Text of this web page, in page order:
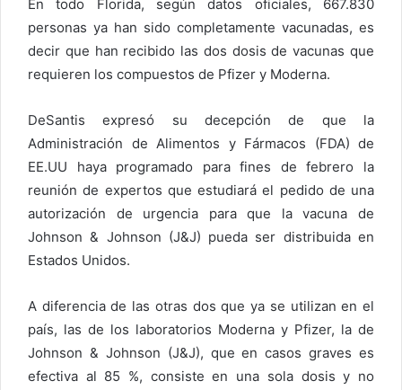
En todo Florida, según datos oficiales, 667.830
personas ya han sido completamente vacunadas, es
decir que han recibido las dos dosis de vacunas que
requieren los compuestos de Pfizer y Moderna.
DeSantis expresó su decepción de que la
Administración de Alimentos y Fármacos (FDA) de
EE.UU haya programado para fines de febrero la
reunión de expertos que estudiará el pedido de una
autorización de urgencia para que la vacuna de
Johnson & Johnson (J&J) pueda ser distribuida en
Estados Unidos.
A diferencia de las otras dos que ya se utilizan en el
país, las de los laboratorios Moderna y Pfizer, la de
Johnson & Johnson (J&J), que en casos graves es
efectiva al 85 %, consiste en una sola dosis y no